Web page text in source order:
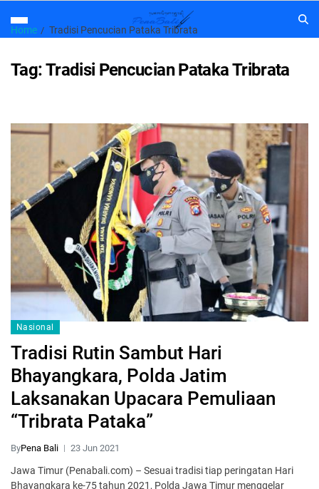
Home Tradisi Pencucian Pataka Tribrata
Tag:Tradisi Pencucian Pataka Tribrata
Nasional
Tradisi Rutin Sambut Hari
Bhayangkara, Polda Jatim
Laksanakan Upacara Pemuliaan
“Tribrata Pataka”
ByPena Bali 23 Jun 2021
Jawa Timur (Penabali.com) – Sesuai tradisi tiap peringatan Hari
Bhayangkara ke-75 tahun 2021, Polda Jawa Timur menggelar